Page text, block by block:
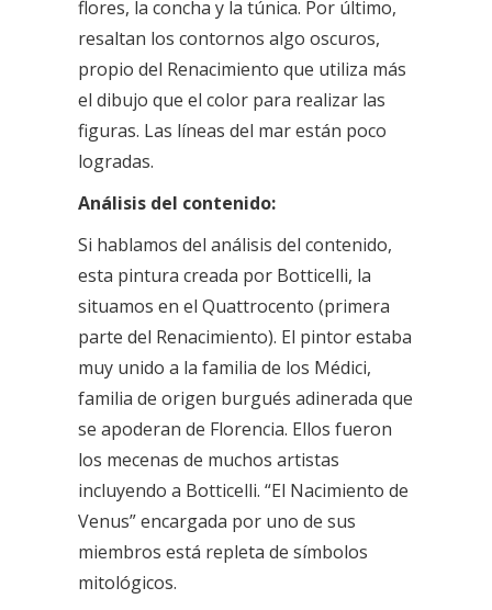
flores, la concha y la túnica. Por último,
resaltan los contornos algo oscuros,
propio del Renacimiento que utiliza más
el dibujo que el color para realizar las
figuras. Las líneas del mar están poco
logradas.
Análisis del contenido:
Si hablamos del análisis del contenido,
esta pintura creada por Botticelli, la
situamos en el Quattrocento (primera
parte del Renacimiento). El pintor estaba
muy unido a la familia de los Médici,
familia de origen burgués adinerada que
se apoderan de Florencia. Ellos fueron
los mecenas de muchos artistas
incluyendo a Botticelli. “El Nacimiento de
Venus” encargada por uno de sus
miembros está repleta de símbolos
mitológicos.